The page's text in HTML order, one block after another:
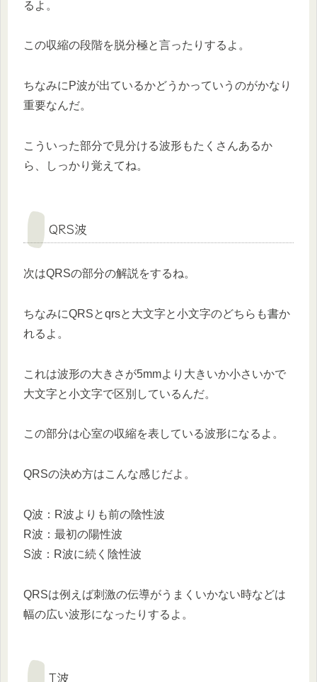
るよ。
この収縮の段階を脱分極と言ったりするよ。
ちなみにP波が出ているかどうかっていうのがかなり
重要なんだ。
こういった部分で見分ける波形もたくさんあるか
ら、しっかり覚えてね。
QRS波
次はQRSの部分の解説をするね。
ちなみにQRSとqrsと大文字と小文字のどちらも書か
れるよ。
これは波形の大きさが5mmより大きいか小さいかで
大文字と小文字で区別しているんだ。
この部分は心室の収縮を表している波形になるよ。
QRSの決め方はこんな感じだよ。
Q波：R波よりも前の陰性波
R波：最初の陽性波
S波：R波に続く陰性波
QRSは例えば刺激の伝導がうまくいかない時などは
幅の広い波形になったりするよ。
T波